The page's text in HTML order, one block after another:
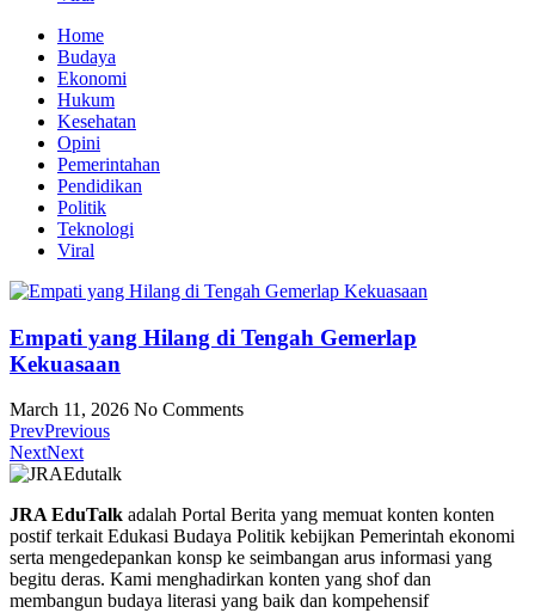
Menu
Home
Budaya
Ekonomi
Hukum
Kesehatan
Opini
Pemerintahan
Pendidikan
Politik
Teknologi
Viral
‎Empati yang Hilang di Tengah Gemerlap
Kekuasaan
March 11, 2026 No Comments
PrevPrevious
NextNext
JRA EduTalk adalah Portal Berita yang memuat konten konten
postif terkait Edukasi Budaya Politik kebijkan Pemerintah ekonomi
serta mengedepankan konsp ke seimbangan arus informasi yang
begitu deras. Kami menghadirkan konten yang shof dan
membangun budaya literasi yang baik dan kompehensif